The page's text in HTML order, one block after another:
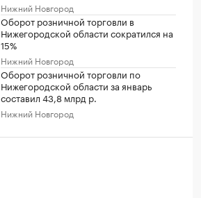
Нижний Новгород
Оборот розничной торговли в
Нижегородской области сократился на
15%
Нижний Новгород
Оборот розничной торговли по
Нижегородской области за январь
составил 43,8 млрд р.
Нижний Новгород